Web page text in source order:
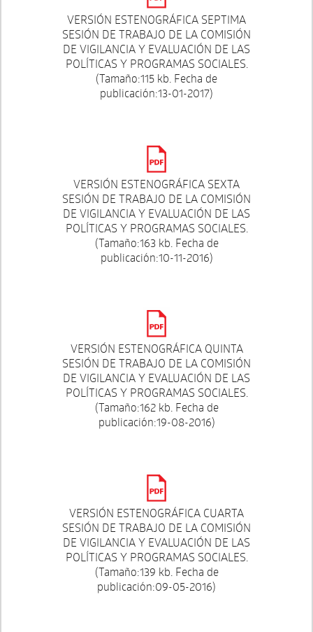
VERSIÓN ESTENOGRÁFICA SEPTIMA
SESIÓN DE TRABAJO DE LA COMISIÓN
DE VIGILANCIA Y EVALUACIÓN DE LAS
POLÍTICAS Y PROGRAMAS SOCIALES.
(Tamaño:115 kb. Fecha de
publicación:13-01-2017)
VERSIÓN ESTENOGRÁFICA SEXTA
SESIÓN DE TRABAJO DE LA COMISIÓN
DE VIGILANCIA Y EVALUACIÓN DE LAS
POLÍTICAS Y PROGRAMAS SOCIALES.
(Tamaño:163 kb. Fecha de
publicación:10-11-2016)
VERSIÓN ESTENOGRÁFICA QUINTA
SESIÓN DE TRABAJO DE LA COMISIÓN
DE VIGILANCIA Y EVALUACIÓN DE LAS
POLÍTICAS Y PROGRAMAS SOCIALES.
(Tamaño:162 kb. Fecha de
publicación:19-08-2016)
VERSIÓN ESTENOGRÁFICA CUARTA
SESIÓN DE TRABAJO DE LA COMISIÓN
DE VIGILANCIA Y EVALUACIÓN DE LAS
POLÍTICAS Y PROGRAMAS SOCIALES.
(Tamaño:139 kb. Fecha de
publicación:09-05-2016)